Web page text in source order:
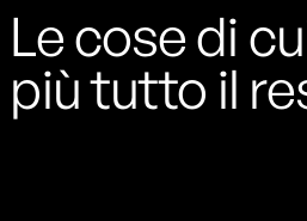
Le cose di
più tutto il